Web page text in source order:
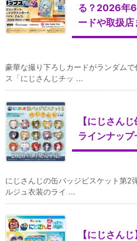
る？2026年
ードや取扱店
豪華な撮り下ろしカードがランダム
ス「にじさんじチッ ...
【にじさん
ラインナッ
にじさんじの缶バッジビスケット第2
ルジュ衣装のライ ...
【にじさん